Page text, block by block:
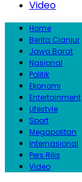
Video
Home
Berita Cianjur
Jawa Barat
Nasional
Politik
Ekonomi
Entertainment
Lifestyle
Sport
Megapolitan
Internasional
Pers Rilis
Video